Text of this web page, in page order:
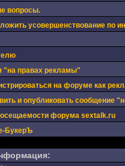
вопросы.
усовершенствование по
"на правах рекламы"
на форуме как
и опубликовать сообщение
форума sextalk.ru
БукерЪ